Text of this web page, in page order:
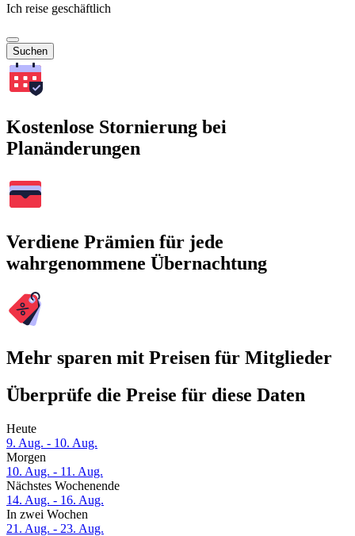
Ich reise geschäftlich
Suchen
Kostenlose Stornierung bei
Planänderungen
Verdiene Prämien für jede
wahrgenommene Übernachtung
Mehr sparen mit Preisen für Mitglieder
Überprüfe die Preise für diese Daten
Heute
9. Aug. - 10. Aug.
Morgen
10. Aug. - 11. Aug.
Nächstes Wochenende
14. Aug. - 16. Aug.
In zwei Wochen
21. Aug. - 23. Aug.